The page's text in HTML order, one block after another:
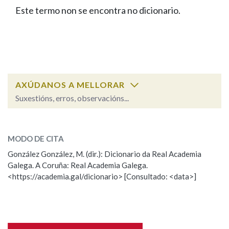
FIGURAS HOMENAXEADAS
PORTAL DAS PALABRAS
Facebook
TwitterYoutubeInstagram
Bluesky
BUSCAR NOS LEMAS
Remata por
BUSCAR NO CONTIDO
Nas definicións
Este termo non se encontra no dicionario.
AXÚDANOS A MELLORAR
Suxestións, erros, observacións...
Observación
Nome
MODO DE CITA
González González, M. (dir.): Dicionario da Real Academia
Galega. A Coruña: Real Academia Galega.
<https://academia.gal/dicionario> [Consultado: <data>]